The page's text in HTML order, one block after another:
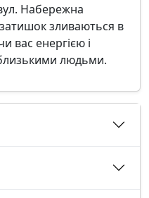
Набережна
зливаються в
вас енергією і
близькими людьми.